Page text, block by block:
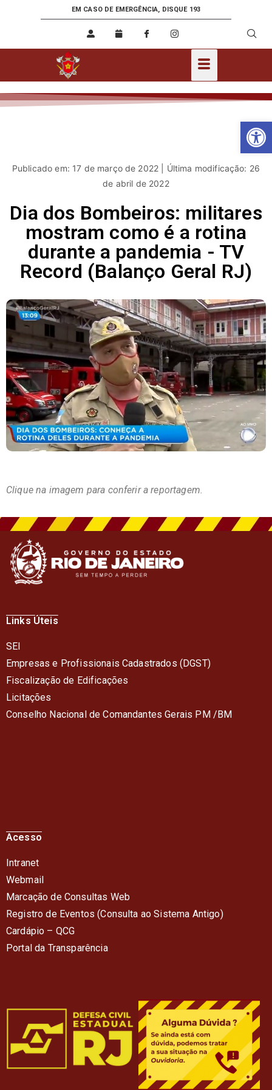
EM CASO DE EMERGÊNCIA, DISQUE 193
Publicado em: 17 de março de 2022 | Última modificação: 26
de abril de 2022
Dia dos Bombeiros: militares
mostram como é a rotina
durante a pandemia - TV
Record (Balanço Geral RJ)
Clique na imagem para conferir a reportagem.
Links Úteis
SEI
Empresas e Profissionais Cadastrados (DGST)
Fiscalização de Edificações
Licitações
Conselho Nacional de Comandantes Gerais PM /BM
Acesso
Intranet
Webmail
Marcação de Consultas Web
Registro de Eventos (Consulta ao Sistema Antigo)
Cardápio – QCG
Portal da Transparência